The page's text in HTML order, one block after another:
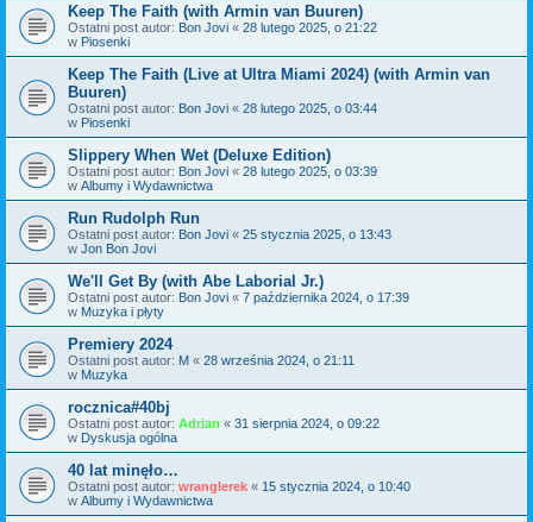
Keep The Faith (with Armin van Buuren)
Ostatni post autor: Bon Jovi « 28 lutego 2025, o 21:22
w Piosenki
Keep The Faith (Live at Ultra Miami 2024) (with Armin van
Buuren)
Ostatni post autor: Bon Jovi « 28 lutego 2025, o 03:44
w Piosenki
Slippery When Wet (Deluxe Edition)
Ostatni post autor: Bon Jovi « 28 lutego 2025, o 03:39
w Albumy i Wydawnictwa
Run Rudolph Run
Ostatni post autor: Bon Jovi « 25 stycznia 2025, o 13:43
w Jon Bon Jovi
We'll Get By (with Abe Laborial Jr.)
Ostatni post autor: Bon Jovi « 7 października 2024, o 17:39
w Muzyka i płyty
Premiery 2024
Ostatni post autor: M « 28 września 2024, o 21:11
w Muzyka
rocznica#40bj
Ostatni post autor: Adrian « 31 sierpnia 2024, o 09:22
w Dyskusja ogólna
40 lat minęło…
Ostatni post autor: wranglerek « 15 stycznia 2024, o 10:40
w Albumy i Wydawnictwa